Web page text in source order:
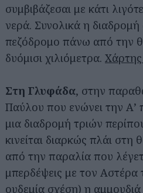
συμβιβάζεσαι με κάτι
νερά. Συνολικά η
πεζόδρομο πάνω από την
δυόμισι χιλιόμετρα.
Στη Γλυφάδα, στην
Παύλου που ενώνει την Α’
μια διαδρομή τριών
κινείται διαρκώς πλάι
από την παραλία που
μπερδέψεις με τον Αστέρα
ουδεμία σχέση) η αμμουδιά